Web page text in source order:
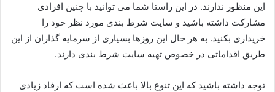
این منظور ندارند. در این راستا شما می توانید با چنین افرادی
مشارکت داشته باشید و سایت شرط بندی مورد نظر خود را
خریداری بکنید. به هر حال این روزها بسیاری از سرمایه گذاران از این
طریق اقداماتی در خصوص تهیه سایت شرط بندی دارند.
توجه داشته باشید که این تنوع بالا باعث شده است که ارفاد زیادی